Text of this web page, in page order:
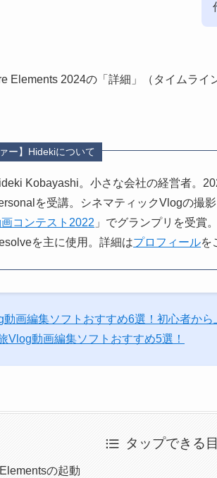
Elements 2024の「詳細」（タイムライ
ー】Hidekiについて
Kobayashi。小さな会社の経営者。
を受講。シネマティックVlogの撮
コンテスト2022 」でグランプリを受賞
を主に使用。詳細はプロフィールを
動画編集ソフトおすすめ6選！初心者から
Vlog動画編集ソフトおすすめ5選！
タップできる
の起動